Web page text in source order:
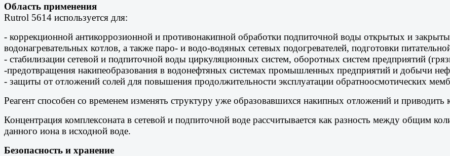
Область применения
Rutrol 5614 используется для:
- коррекционной антикоррозионной и противонакипной обработки подпиточной воды открытых и
водонагревательных котлов, а также паро- и водо-водяных сетевых подогревателей, подготовки
- стабилизации сетевой и подпиточной воды циркуляционных систем, оборотных систем предприятий
-предотвращения накипеобразования в водонефтяных системах промышленных предприятий и добычи
- защиты от отложений солей для повышения продолжительности эксплуатации обратноосмотических
Реагент способен со временем изменять структуру уже образовавшихся накипных отложений и
Концентрация комплексоната в сетевой и подпиточной воде рассчитывается как разность между общим
данного иона в исходной воде.
Безопасность и хранение